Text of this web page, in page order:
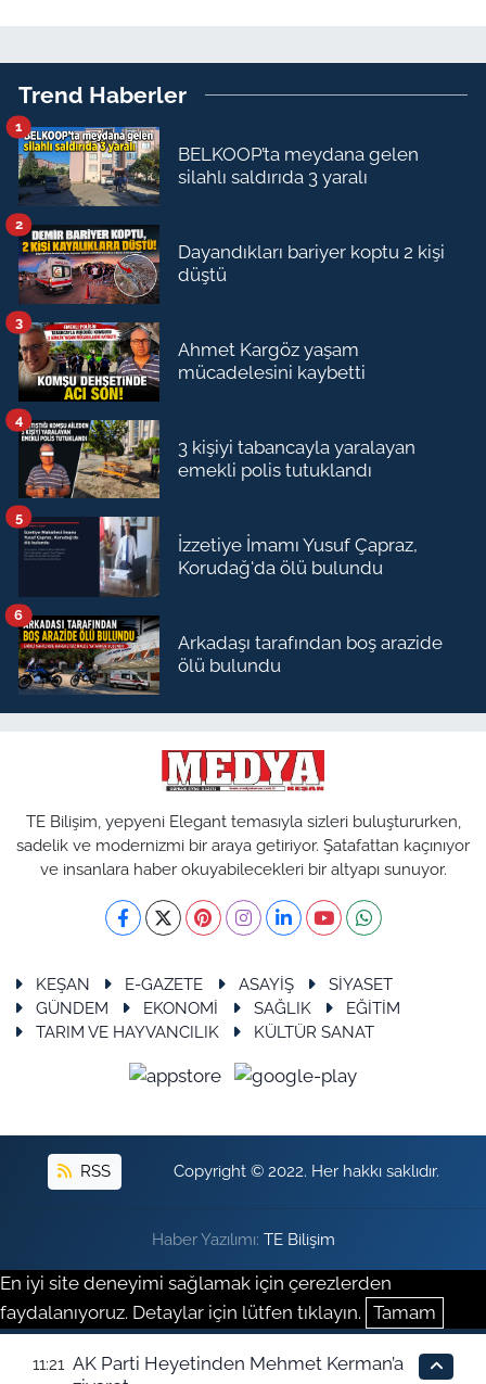
Trend Haberler
BELKOOP’ta meydana gelen
silahlı saldırıda 3 yaralı
1
Dayandıkları bariyer koptu 2 kişi
düştü
2
Ahmet Kargöz yaşam
mücadelesini kaybetti
3
3 kişiyi tabancayla yaralayan
emekli polis tutuklandı
4
İzzetiye İmamı Yusuf Çapraz,
Korudağ'da ölü bulundu
5
Arkadaşı tarafından boş arazide
ölü bulundu
6
TE Bilişim, yepyeni Elegant temasıyla sizleri buluştururken,
sadelik ve modernizmi bir araya getiriyor. Şatafattan kaçınıyor
ve insanlara haber okuyabilecekleri bir altyapı sunuyor.
KEŞAN E-GAZETE ASAYİŞ
SİYASET
GÜNDEM
EKONOMİ SAĞLIK
EĞİTİM
TARIM VE HAYVANCILIK
KÜLTÜR SANAT
RSS Copyright © 2022. Her hakkı saklıdır.
Haber Yazılımı: TE Bilişim
En iyi site deneyimi sağlamak için çerezlerden
faydalanıyoruz. Detaylar için lütfen tıklayın. Tamam
11:21 AK Parti Heyetinden Mehmet Kerman’a